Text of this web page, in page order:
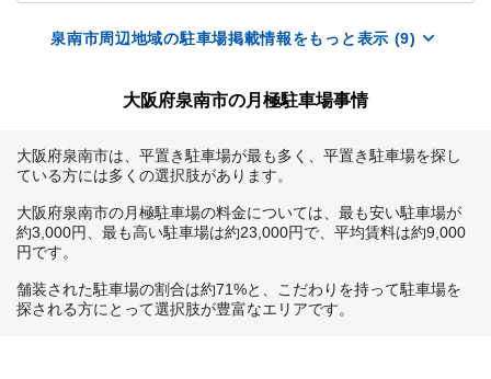
泉南市周辺地域の駐車場掲載情報をもっと表示 (9)
大阪府泉南市の月極駐車場事情
大阪府泉南市は、平置き駐車場が最も多く、平置き駐車場を探し
ている方には多くの選択肢があります。
大阪府泉南市の月極駐車場の料金については、最も安い駐車場が
約3,000円、最も高い駐車場は約23,000円で、平均賃料は約9,000
円です。
舗装された駐車場の割合は約71%と、こだわりを持って駐車場を
探される方にとって選択肢が豊富なエリアです。